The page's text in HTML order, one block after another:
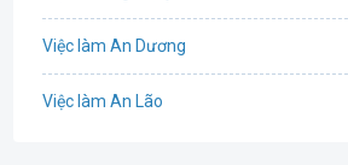
Việc làm An Dương
Việc làm An Lão